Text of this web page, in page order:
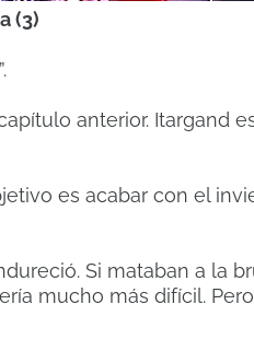
(3)
anterior. Itargand
es acabar con el
Si mataban a la
mucho más difícil.